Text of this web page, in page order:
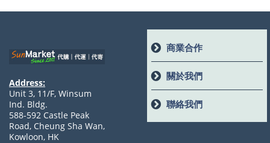
Address:
Unit 3, 11/F, Winsum
Ind. Bldg.
588-592 Castle Peak
Road, Cheung Sha Wan,
Kowloon, HK
商業合作
關於我們
聯絡我們